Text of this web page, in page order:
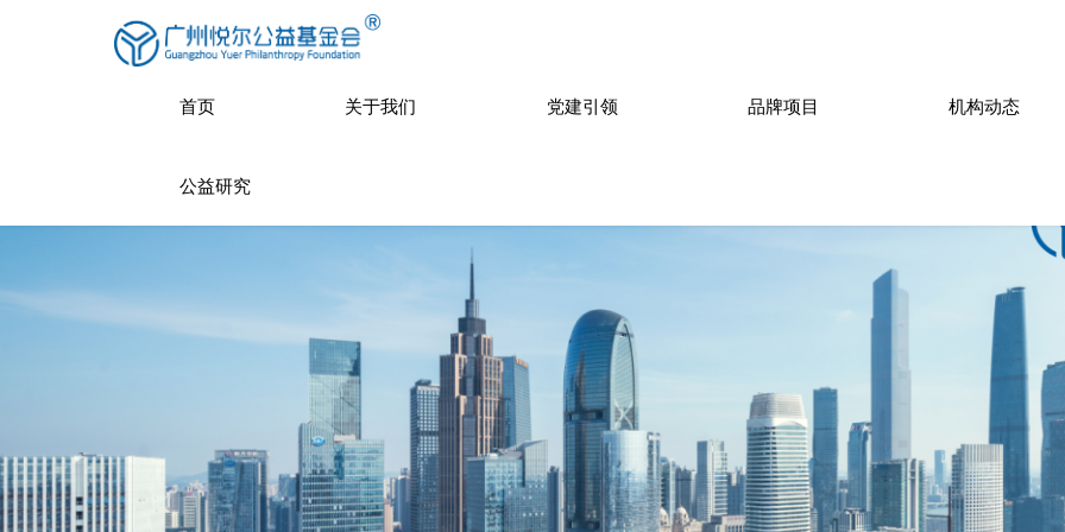
首页 关于我们 党建引领 品牌项目 机构动态
公益研究